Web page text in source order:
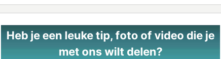
Heb je een leuke tip, foto of video die je
met ons wilt delen?